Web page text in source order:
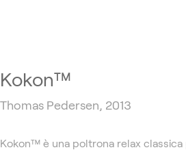
Kokon™
Thomas Pedersen, 2013
Kokon™ è una poltrona relax